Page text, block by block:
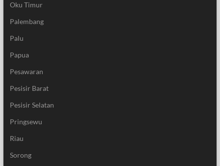
Oku Timur
Palembang
Palu
Papua
Pesawaran
Pesisir Barat
Pesisir Selatan
Pringsewu
Riau
Sorong